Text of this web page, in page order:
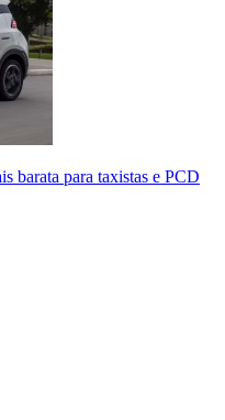
barata para taxistas e PCD